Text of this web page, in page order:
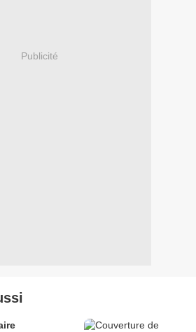
Publicité